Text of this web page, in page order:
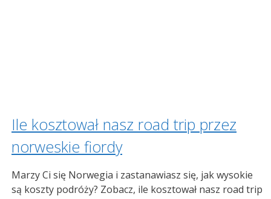
Ile kosztował nasz road trip przez
norweskie fiordy
Marzy Ci się Norwegia i zastanawiasz się, jak wysokie
są koszty podróży? Zobacz, ile kosztował nasz road trip